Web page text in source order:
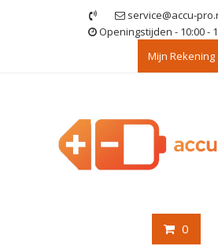
service@accu-
Openingstijden - 10:00 -
Mijn Rekening
0